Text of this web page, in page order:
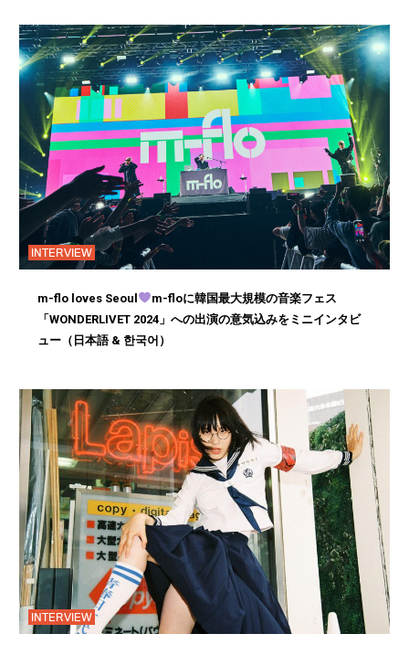
INTERVIEW
m-flo loves Seoul
m-floに韓国最大規模の音楽フェス
「WONDERLIVET 2024」への出演の意気込みをミニインタビ
ュー（日本語 & 한국어）
INTERVIEW